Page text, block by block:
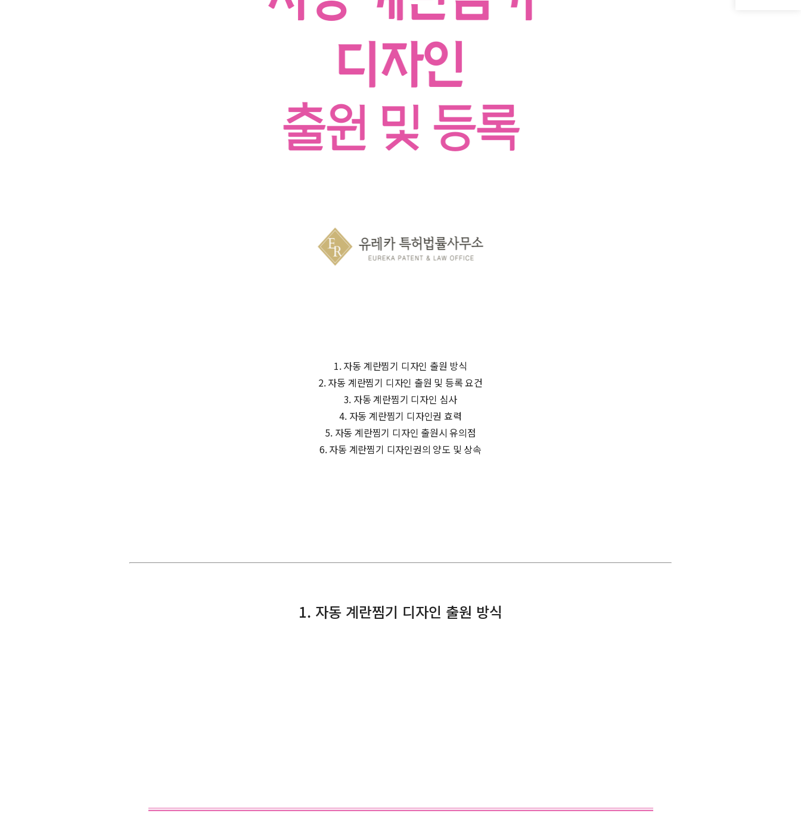
1. 자동 계란찜기 디자인 출원 방식
2. 자동 계란찜기 디자인 출원 및 등록 요건
3. 자동 계란찜기 디자인 심사
4. 자동 계란찜기 디자인권 효력
5. 자동 계란찜기 디자인 출원시 유의점
6. 자동 계란찜기 디자인권의 양도 및 상속
1. 자동 계란찜기 디자인 출원 방식